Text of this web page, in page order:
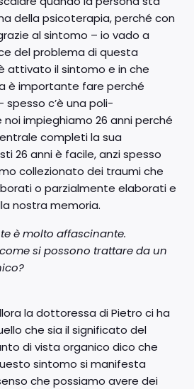
della psicoterapia, perché con
al sintomo – io vado a
del problema di questa
attivato il sintomo e in che
è importante fare perché
spesso c’è una poli-
impieghiamo 26 anni perché
completi la sua
26 anni è facile, anzi spesso
collezionato dei traumi che
o parzialmente elaborati e
nostra memoria.
è molto affascinante.
si possono trattare da un
la dottoressa di Pietro ci ha
che sia il significato del
di vista organico dico che
sintomo si manifesta
che possiamo avere dei